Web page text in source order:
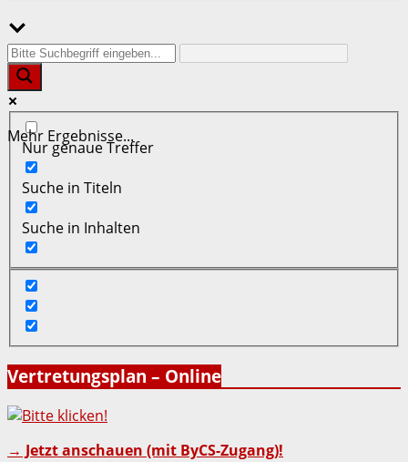
Mehr Ergebnisse...
Nur genaue Treffer
Suche in Titeln
Suche in Inhalten
Vertretungsplan – Online
→ Jetzt anschauen (mit ByCS-Zugang)!